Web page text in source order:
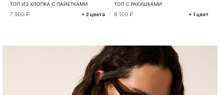
ТОП ИЗ ХЛОПКА С ПАЙЕТКАМИ
7 900 ₽ + 2 цвета
ТОП С РАКУШКАМИ
8 100 ₽ + 1 цвет